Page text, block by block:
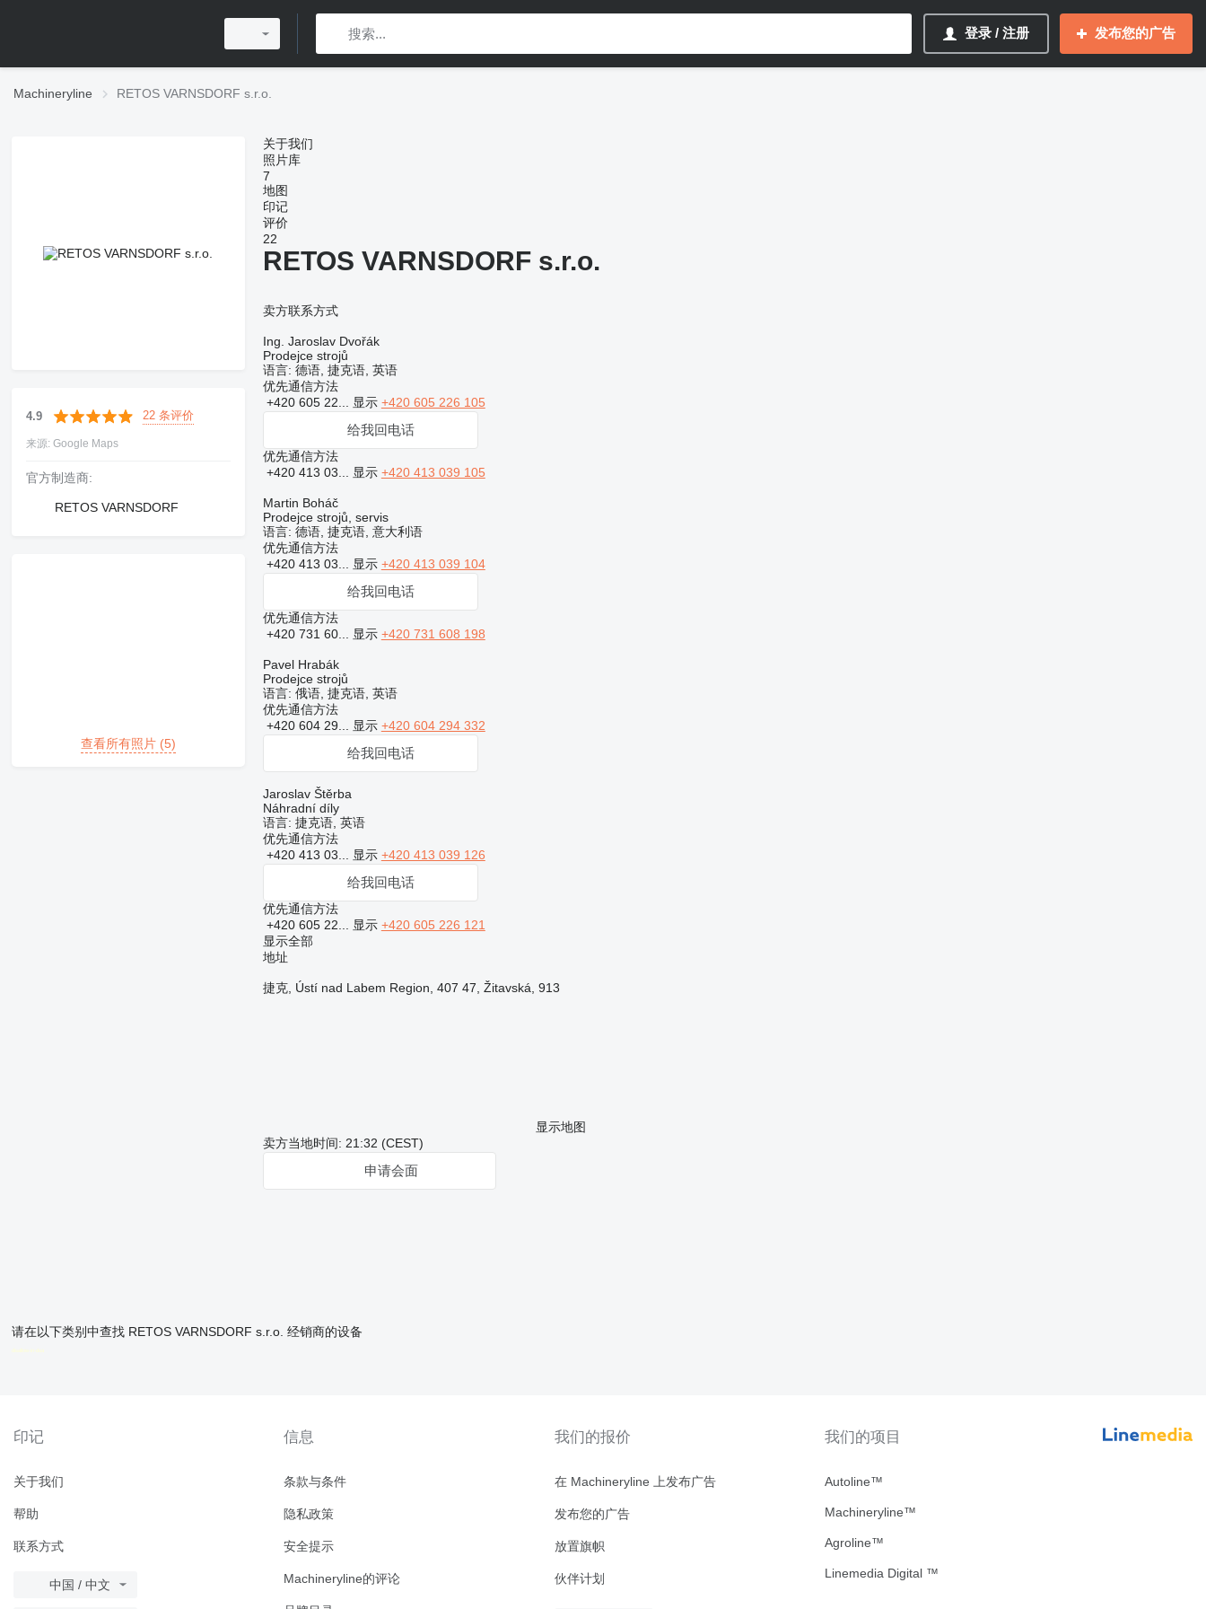
登录 / 注册 发布您的广告
Machineryline RETOS VARNSDORF s.r.o.
4.9 22 条评价
来源: Google Maps
官方制造商:
RETOS VARNSDORF
查看所有照片 (5)
关于我们
照片库
7
地图
印记
评价
22
RETOS VARNSDORF s.r.o.
卖方联系方式
Ing. Jaroslav Dvořák
Prodejce strojů
语言: 德语, 捷克语, 英语
优先通信方法
+420 605 22... 显示 +420 605 226 105
给我回电话
优先通信方法
+420 413 03... 显示 +420 413 039 105
Martin Boháč
Prodejce strojů, servis
语言: 德语, 捷克语, 意大利语
优先通信方法
+420 413 03... 显示 +420 413 039 104
给我回电话
优先通信方法
+420 731 60... 显示 +420 731 608 198
Pavel Hrabák
Prodejce strojů
语言: 俄语, 捷克语, 英语
优先通信方法
+420 604 29... 显示 +420 604 294 332
给我回电话
Jaroslav Štěrba
Náhradní díly
语言: 捷克语, 英语
优先通信方法
+420 413 03... 显示 +420 413 039 126
给我回电话
优先通信方法
+420 605 22... 显示 +420 605 226 121
显示全部
地址
捷克, Ústí nad Labem Region, 407 47, Žitavská, 913
显示地图
卖方当地时间: 21:32 (CEST)
申请会面
请在以下类别中查找 RETOS VARNSDORF s.r.o. 经销商的设备
disallow-in-dsa
印记
关于我们
帮助
联系方式
中国 / 中文
信息
条款与条件
隐私政策
安全提示
Machineryline的评论
我们的报价
在 Machineryline 上发布广告
发布您的广告
放置旗帜
伙伴计划
我们的项目
Autoline™
Machineryline™
Agroline™
Linemedia Digital ™